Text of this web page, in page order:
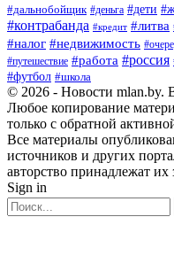
#дальнобойщик #деньга #дети
#контрабанда #кредит #литва
#налог #недвижимость
#путешествие #работа #россия
#футбол #школа
© 2026 - Новости mlan.by.
Любое копирование
только с обратной
Все материалы
источников и других
авторство принадлежат
Sign in